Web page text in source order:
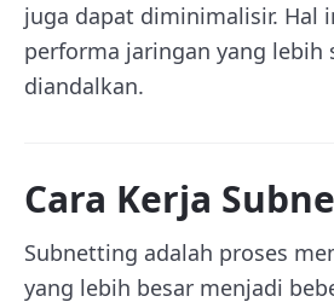
juga dapat diminimalisir. Hal
performa jaringan yang lebih
diandalkan.
Cara Kerja
Subnetting adalah proses
yang lebih besar menjadi